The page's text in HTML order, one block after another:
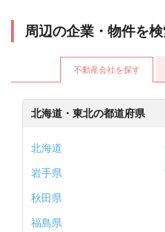
周辺の企業・物件を
不動産会社を探す
北海道・東北の都道府県
北海道
岩手県
秋田県
福島県